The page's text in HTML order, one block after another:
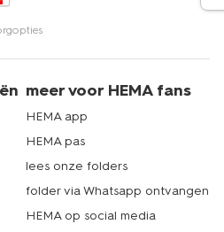
meer voor HEMA fans
HEMA app
HEMA pas
lees onze folders
folder via Whatsapp ontvangen
HEMA op social media